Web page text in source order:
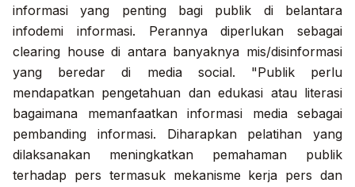
informasi yang penting bagi publik di belantara
infodemi informasi. Perannya diperlukan sebagai
clearing house di antara banyaknya mis/disinformasi
yang beredar di media social. "Publik perlu
mendapatkan pengetahuan dan edukasi atau literasi
bagaimana memanfaatkan informasi media sebagai
pembanding informasi. Diharapkan pelatihan yang
dilaksanakan meningkatkan pemahaman publik
terhadap pers termasuk mekanisme kerja pers dan